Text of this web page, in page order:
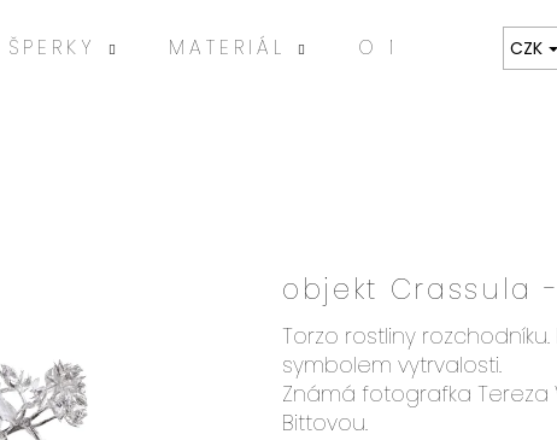
ŠPERKY MATERIÁL O MNĚ ART
CZK
objekt Crassula
Torzo rostliny
symbolem vytrvalosti.
Známá fotografka Tereza
Bittovou.
HLEDAT
Doporučujeme